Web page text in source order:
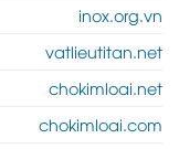
inox.org.vn
vatlieutitan.net
chokimloai.net
chokimloai.com